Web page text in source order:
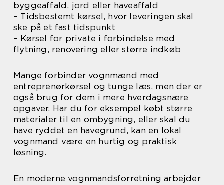
byggeaffald, jord eller haveaffald
– Tidsbestemt kørsel, hvor leveringen skal
ske på et fast tidspunkt
– Kørsel for private i forbindelse med
flytning, renovering eller større indkøb
Mange forbinder vognmænd med
entreprenørkørsel og tunge læs, men der er
også brug for dem i mere hverdagsnære
opgaver. Har du for eksempel købt større
materialer til en ombygning, eller skal du
have ryddet en havegrund, kan en lokal
vognmand være en hurtig og praktisk
løsning.
En moderne vognmandsforretning arbejder